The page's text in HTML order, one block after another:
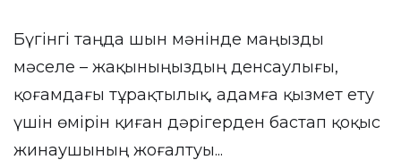
Бүгінгі таңда шын мәнінде маңызды
мәселе – жақыныңыздың денсаулығы,
қоғамдағы тұрақтылық, адамға қызмет ету
үшін өмірін қиған дәрігерден бастап қоқыс
жинаушының жоғалтуы...